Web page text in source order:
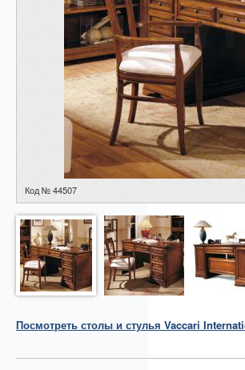
Код № 44507
Посмотреть столы и стулья Vaccari